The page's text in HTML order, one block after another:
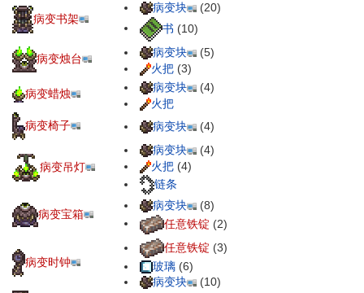
病变书架
病变块
(20)
书 (10)
病变烛台 病变块
(5)
火把 (3)
病变蜡烛
病变块
(4)
火把
病变椅子
病变块 (4)
病变吊灯
病变块
(4)
火把 (4)
链条
病变宝箱
病变块
(8)
任意铁锭 (2)
病变时钟
任意铁锭 (3)
玻璃 (6)
病变块
(10)